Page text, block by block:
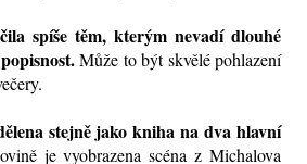
spíše těm, kterým nevadí dlouhé
. Může to být skvělé pohlazení
stejně jako kniha na dva hlavní